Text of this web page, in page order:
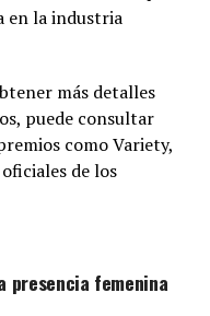
en la industria
más detalles
puede consultar
como Variety,
de los
presencia femenina